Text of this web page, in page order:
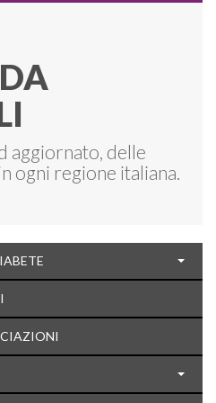
aggiornato, delle
ogni regione italiana.